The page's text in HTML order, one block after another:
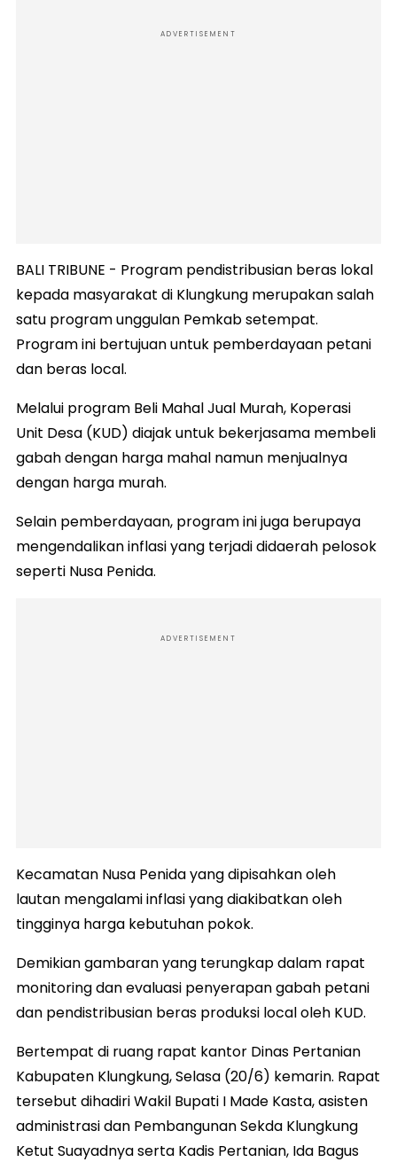
ADVERTISEMENT
BALI TRIBUNE - Program pendistribusian beras lokal
kepada masyarakat di Klungkung merupakan salah
satu program unggulan Pemkab setempat.
Program ini bertujuan untuk pemberdayaan petani
dan beras local.
Melalui program Beli Mahal Jual Murah, Koperasi
Unit Desa (KUD) diajak untuk bekerjasama membeli
gabah dengan harga mahal namun menjualnya
dengan harga murah.
Selain pemberdayaan, program ini juga berupaya
mengendalikan inflasi yang terjadi didaerah pelosok
seperti Nusa Penida.
ADVERTISEMENT
Kecamatan Nusa Penida yang dipisahkan oleh
lautan mengalami inflasi yang diakibatkan oleh
tingginya harga kebutuhan pokok.
Demikian gambaran yang terungkap dalam rapat
monitoring dan evaluasi penyerapan gabah petani
dan pendistribusian beras produksi local oleh KUD.
Bertempat di ruang rapat kantor Dinas Pertanian
Kabupaten Klungkung, Selasa (20/6) kemarin. Rapat
tersebut dihadiri Wakil Bupati I Made Kasta, asisten
administrasi dan Pembangunan Sekda Klungkung
Ketut Suayadnya serta Kadis Pertanian, Ida Bagus